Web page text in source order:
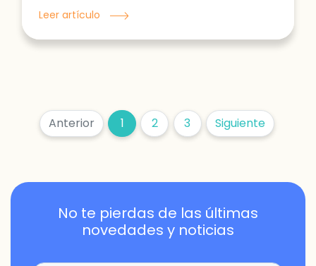
Leer artículo
Anterior 1 2 3 Siguiente
No te pierdas de las últimas
novedades y noticias